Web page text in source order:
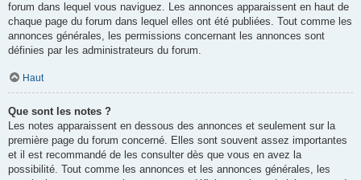
forum dans lequel vous naviguez. Les annonces apparaissent en haut de
chaque page du forum dans lequel elles ont été publiées. Tout comme les
annonces générales, les permissions concernant les annonces sont
définies par les administrateurs du forum.
Haut
Que sont les notes ?
Les notes apparaissent en dessous des annonces et seulement sur la
première page du forum concerné. Elles sont souvent assez importantes
et il est recommandé de les consulter dès que vous en avez la
possibilité. Tout comme les annonces et les annonces générales, les